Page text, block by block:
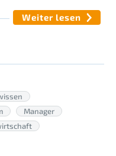
Weiter lesen
Manager